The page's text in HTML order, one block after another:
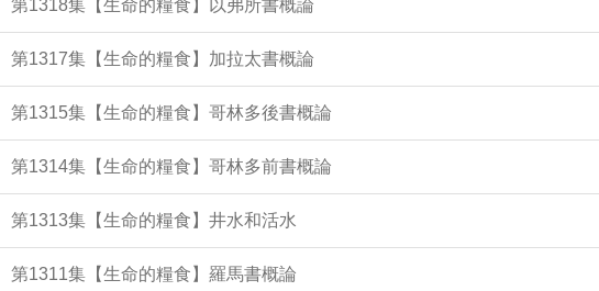
第1318集【生命的糧食】以弗所書概論
第1317集【生命的糧食】加拉太書概論
第1315集【生命的糧食】哥林多後書概論
第1314集【生命的糧食】哥林多前書概論
第1313集【生命的糧食】井水和活水
第1311集【生命的糧食】羅馬書概論